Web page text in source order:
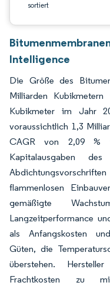
sortiert
Intelligence
Die Größe des
Milliarden
Kubikmeter im Jahr
voraussichtlich 1,3
CAGR von 2,09 %
Kapitalausgaben
flammenlosen
gemäßigte
Langzeitperformance
als Anfangskosten
Güten, die
überstehen.
Frachtkosten zu